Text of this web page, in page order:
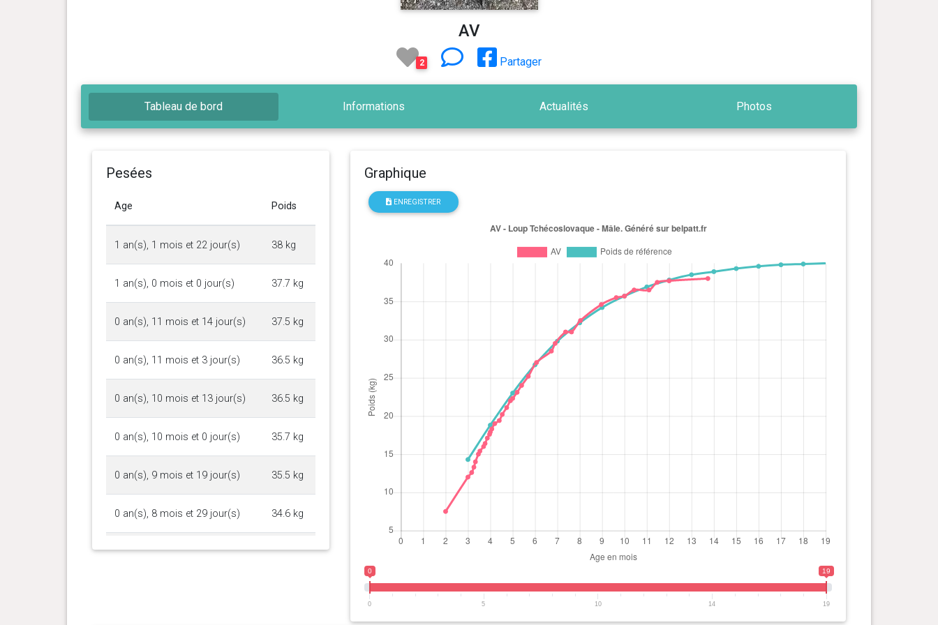
AV
2 Partager
Tableau de bord Informations Actualités Photos
Pesées
Age Poids
1 an(s), 1 mois et 22 jour(s) 38 kg
1 an(s), 0 mois et 0 jour(s) 37.7 kg
0 an(s), 11 mois et 14 jour(s) 37.5 kg
0 an(s), 11 mois et 3 jour(s) 36.5 kg
0 an(s), 10 mois et 13 jour(s) 36.5 kg
0 an(s), 10 mois et 0 jour(s) 35.7 kg
0 an(s), 9 mois et 19 jour(s) 35.5 kg
0 an(s), 8 mois et 29 jour(s) 34.6 kg
0 an(s), 8 mois et 1 jour(s) 32.5 kg
Graphique
ENREGISTRER
0 19
0 5 10 14 19